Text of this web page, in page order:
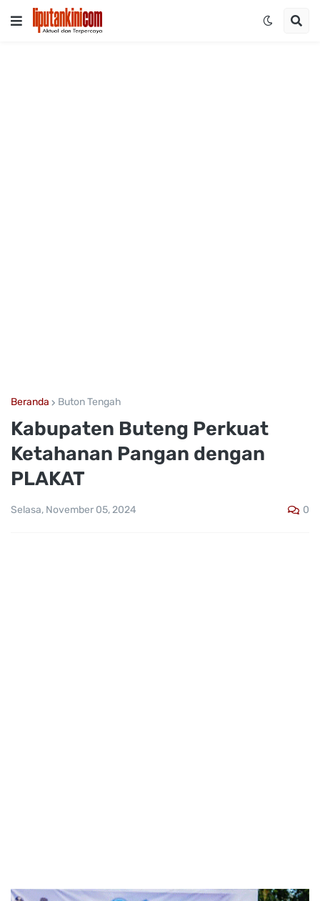
Beranda Buton Tengah
Kabupaten Buteng Perkuat
Ketahanan Pangan dengan
PLAKAT
Selasa, November 05, 2024 0